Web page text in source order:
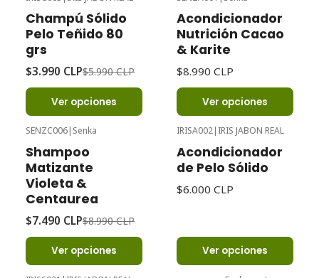
Champú Sólido
Pelo Teñido 80
grs
$3.990 CLP$5.990 CLP
Ver opciones
Acondicionador
Nutrición Cacao
& Karite
$8.990 CLP
Ver opciones
SENZC006| Senka
Shampoo
Matizante
Violeta &
Centaurea
$7.490 CLP$8.990 CLP
Ver opciones
IRISA002| IRIS JABON REAL
Acondicionador
de Pelo Sólido
$6.000 CLP
Ver opciones